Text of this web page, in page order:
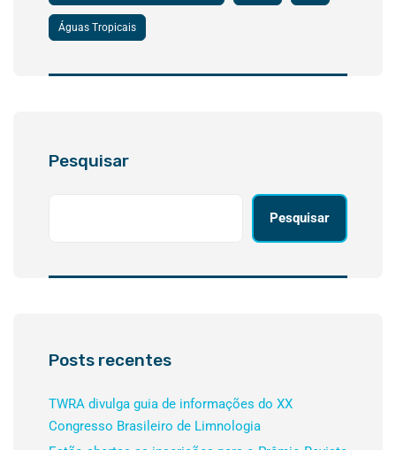
Águas Tropicais
Pesquisar
Pesquisar
Posts recentes
TWRA divulga guia de informações do XX
Congresso Brasileiro de Limnologia